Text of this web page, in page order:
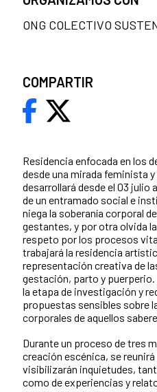
Residencia enfocada en los
desde una mirada feminista
desarrollará desde el 03 julio
de un entramado social e
niega la soberanía corporal
gestantes, y por otra olvida
respeto por los procesos
trabajará la residencia
representación creativa de
gestación, parto y
la etapa de investigación y
propuestas sensibles sobre
corporales de aquellos
Durante un proceso de tres
creación escénica, se
visibilizarán inquietudes,
como de experiencias y
ONG COLECTIVO
COMPARTIR